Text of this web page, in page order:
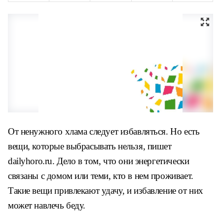
От ненужного хлама следует избавляться. Но есть
вещи, которые выбрасывать нельзя, пишет
dailyhoro.ru. Дело в том, что они энергетически
связаны с домом или теми, кто в нем проживает.
Такие вещи привлекают удачу, и избавление от них
может навлечь беду.